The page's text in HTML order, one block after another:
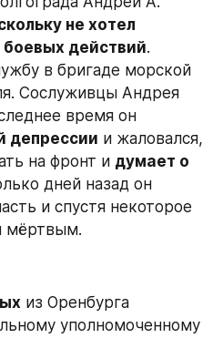
не хотел
боевых действий.
в бригаде морской
Сослуживцы Андрея
депрессии и жаловался,
на фронт и думает о
дней назад он
и спустя некоторое
мёртвым.
уполномоченному